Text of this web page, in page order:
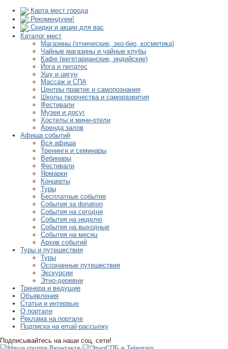
Карта мест города
Рекомендуем!
Скидки и акции для вас
Каталог мест
Магазины (этнические, эко-био, косметика)
Чайные магазины и чайные клубы
Кафе (вегетарианские, индийские)
Йога и пилатес
Ушу и цигун
Массаж и СПА
Центры практик и самопознания
Школы творчества и саморазвития
Фестивали
Музеи и досуг
Хостелы и мини-отели
Аренда залов
Афиша событий
Вся афиша
Тренинги и семинары
Вебинары
Фестивали
Ярмарки
Концерты
Туры
Бесплатные события
События за donation
События на сегодня
События на неделю
События на выходные
События на месяц
Архив событий
Туры и путешествия
Туры
Осознанные путешествия
Экскурсии
Этно-деревни
Тренера и ведущие
Объявления
Статьи и интервью
О портале
Реклама на портале
Подписка на email-рассылку
Подписывайтесь на наши соц. сети!